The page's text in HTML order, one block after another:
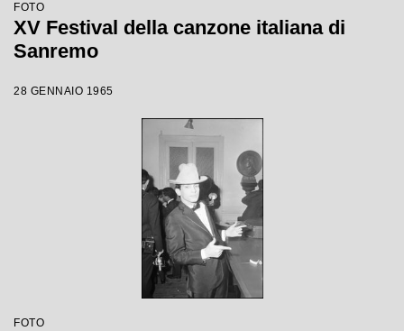
FOTO
XV Festival della canzone italiana di
Sanremo
28 GENNAIO 1965
FOTO